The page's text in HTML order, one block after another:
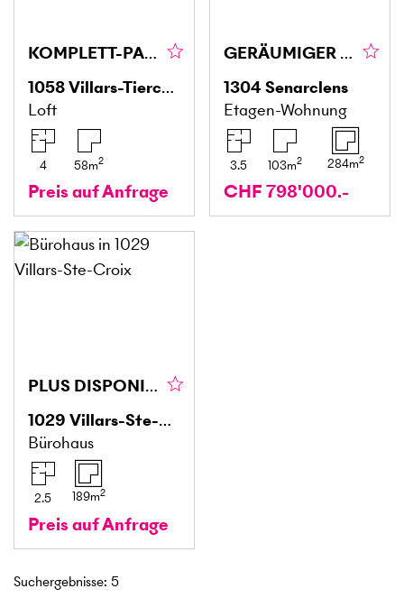
KOMPLETT-PAKET MIT STABILER RENDITE
1058Villars-Tiercelin
Loft
4 58m2
Preis auf Anfrage
GERÄUMIGER PRIVATGARTEN
1304Senarclens
Etagen-Wohnung
3.5 103m2 284m2
CHF 798'000.-
PLUS DISPONIBLE
1029 Villars-Ste-Croix
Bürohaus
2.5 189m2
Preis auf Anfrage
Suchergebnisse: 5